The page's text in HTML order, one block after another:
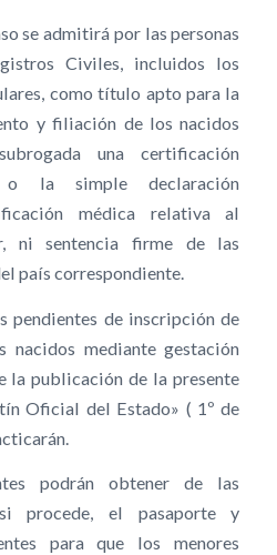
se admitirá por las personas
Civiles, incluidos los
como título apto para la
y filiación de los nacidos
una certificación
o la simple declaración
médica relativa al
ni sentencia firme de las
país correspondiente.
pendientes de inscripción de
nacidos mediante gestación
la publicación de la presente
Oficial del Estado» ( 1º de
podrán obtener de las
procede, el pasaporte y
para que los menores